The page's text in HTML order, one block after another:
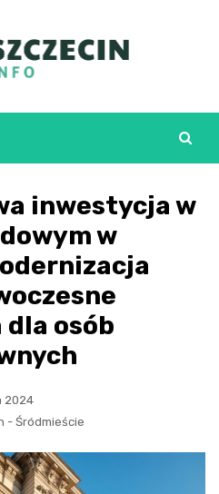
inwestycja w
w
osób
2024
- Śródmieście